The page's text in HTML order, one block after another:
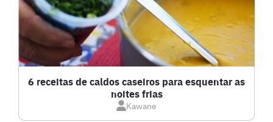
BISCOITOS
BOLOS E TORTAS
CALDOS
CARNE BOVINA
6 receitas de caldos caseiros para esquentar as
noites frias
Kawane